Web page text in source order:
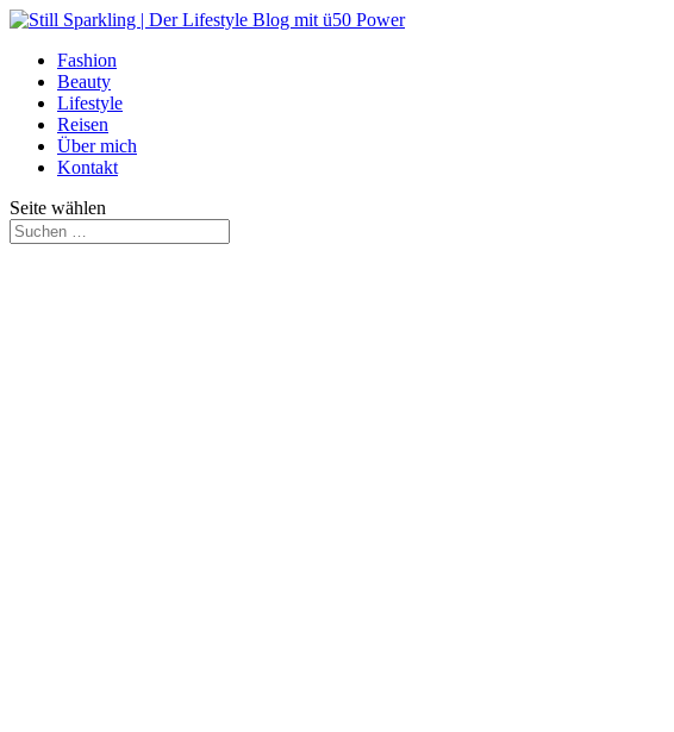
Fashion
Beauty
Lifestyle
Reisen
Über mich
Kontakt
Seite wählen